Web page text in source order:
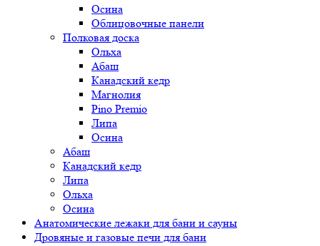
Осина
Облицовочные панели
Полковая доска
Ольха
Абаш
Канадский кедр
Магнолия
Pino Premio
Липа
Осина
Абаш
Канадский кедр
Липа
Ольха
Осина
Анатомические лежаки для бани и сауны
Дровяные и газовые печи для бани